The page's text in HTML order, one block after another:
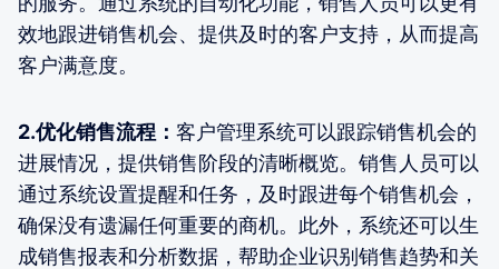
效地跟进销售机会、提供及时的客户支持，从而提高
客户满意度。
2.优化销售流程： 客户管理系统可以跟踪销售机会的
进展情况，提供销售阶段的清晰概览。销售人员可以
通过系统设置提醒和任务，及时跟进每个销售机会，
确保没有遗漏任何重要的商机。此外，系统还可以生
成销售报表和分析数据，帮助企业识别销售趋势和关